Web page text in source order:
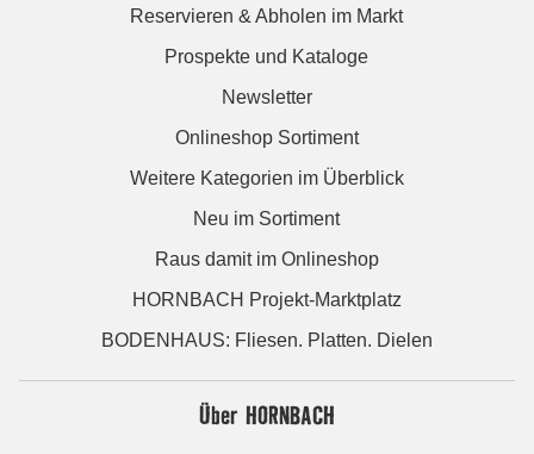
Reservieren & Abholen im Markt
Prospekte und Kataloge
Newsletter
Onlineshop Sortiment
Weitere Kategorien im Überblick
Neu im Sortiment
Raus damit im Onlineshop
HORNBACH Projekt-Marktplatz
BODENHAUS: Fliesen. Platten. Dielen
Über HORNBACH